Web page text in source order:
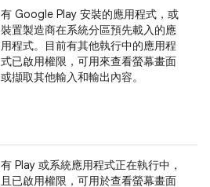
有 Google Play 安裝的應用程式，或
裝置製造商在系統分區預先載入的應
用程式。目前有其他執行中的應用程
式已啟用權限，可用來查看螢幕畫面
或擷取其他輸入和輸出內容。
有 Play 或系統應用程式正在執行中，
且已啟用權限，可用於查看螢幕畫面